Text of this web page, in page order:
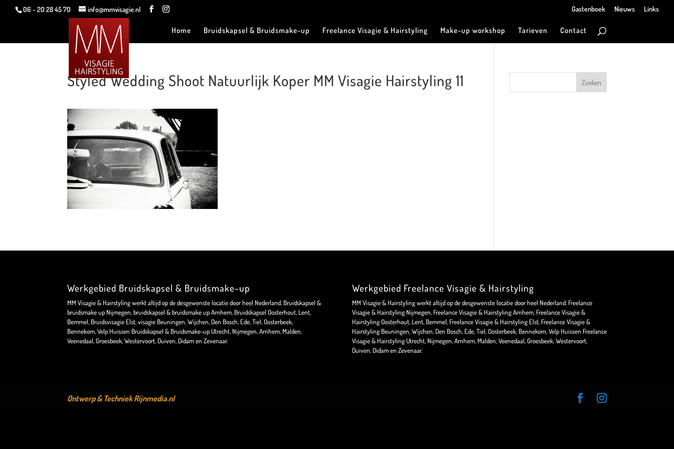
06 - 20 28 45 70 info@mmvisagie.nl Gastenboek Nieuws Links
Home Bruidskapsel & Bruidsmake-up Freelance Visagie & Hairstyling Make-up workshop Tarieven Contact
Styled Wedding Shoot Natuurlijk Koper MM Visagie Hairstyling 11
Werkgebied Bruidskapsel & Bruidsmake-up
MM Visagie & Hairstyling werkt altijd op de desgewenste locatie door heel Nederland. Bruidskapsel &
bruidsmake up Nijmegen, bruidskapsel & bruidsmake up Arnhem, Bruidskapsel Oosterhout, Lent,
Bemmel, Bruidsvisagie Elst, visagie Beuningen, Wijchen, Den Bosch, Ede, Tiel, Oosterbeek,
Bennekom, Velp Huissen Bruidskapsel & Bruidsmake-up Utrecht, Nijmegen, Arnhem, Malden,
Veenedaal, Groesbeek, Westervoort, Duiven, Didam en Zevenaar.
Werkgebied Freelance Visagie & Hairstyling
MM Visagie & Hairstyling werkt altijd op de desgewenste locatie door heel Nederland. Freelance
Visagie & Hairstyling Nijmegen, Freelance Visagie & Hairstyling Arnhem, Freelance Visagie &
Hairstyling Oosterhout, Lent, Bemmel, Freelance Visagie & Hairstyling Elst, Freelance Visagie &
Hairstyling Beuningen, Wijchen, Den Bosch, Ede, Tiel, Oosterbeek, Bennekom, Velp Huissen Freelance
Visagie & Hairstyling Utrecht, Nijmegen, Arnhem, Malden, Veenedaal, Groesbeek, Westervoort,
Duiven, Didam en Zevenaar.
Ontwerp & TechniekRijnmedia.nl